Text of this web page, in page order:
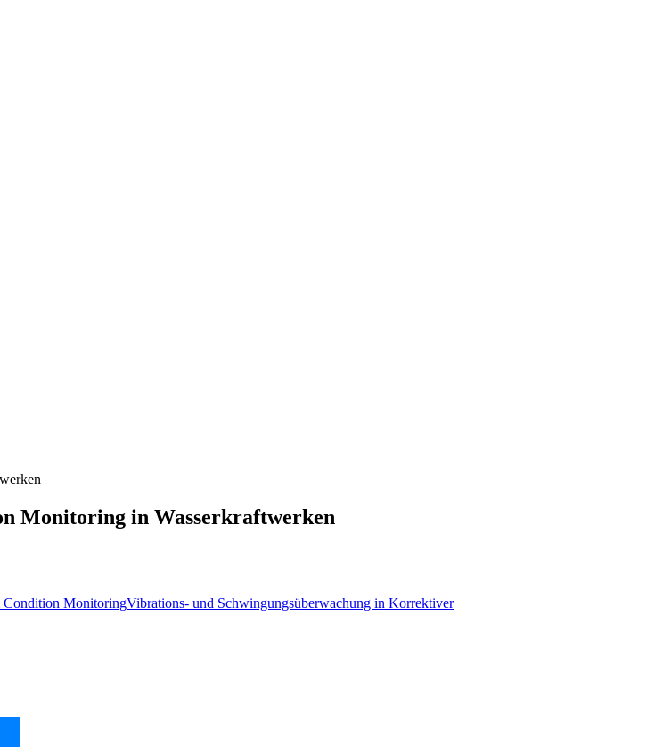
Monitoring in Wasserkraftwerken
Condition MonitoringVibrations- und Schwingungsüberwachung in Korrektiver